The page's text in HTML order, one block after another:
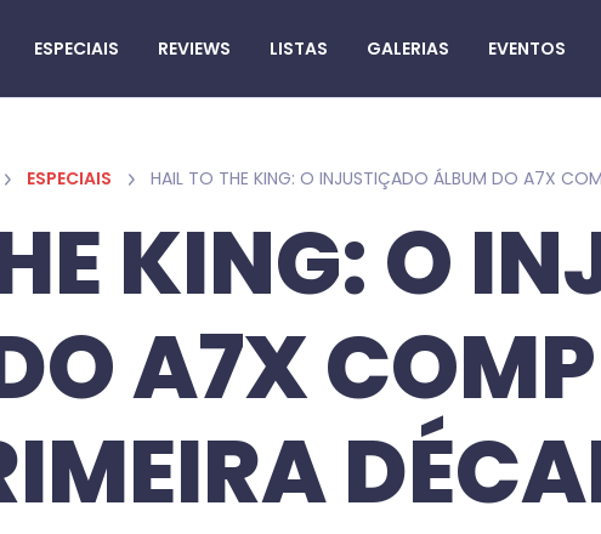
ESPECIAIS REVIEWS LISTAS GALERIAS EVENTOS
ESPECIAIS
KING: O
A7X